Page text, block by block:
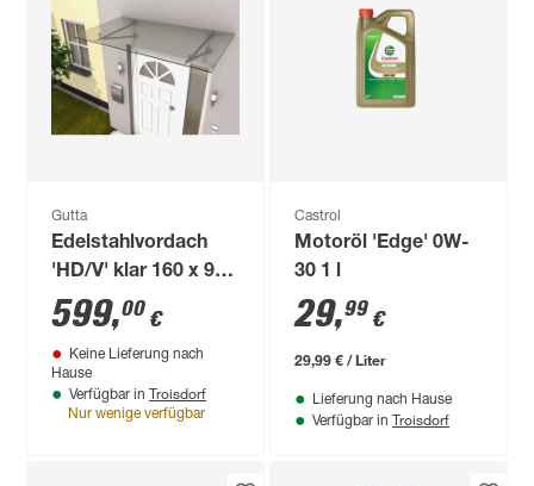
Gutta
Edelstahlvordach
'HD/V' klar 160 x 90
x 35 cm
599,00 €
Keine Lieferung nach
Hause
Verfügbar in Troisdorf
Nur wenige verfügbar
Castrol
Motoröl 'Edge' 0W-
30 1 l
29,99 €
29,99 € / Liter
Lieferung nach Hause
Verfügbar in Troisdorf